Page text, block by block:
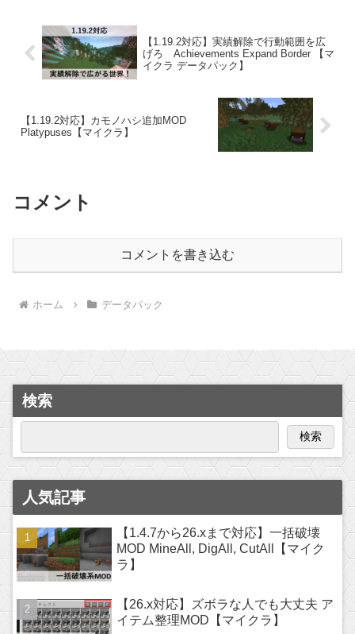
【1.19.2対応】実績解除で行動範囲を広
げろ Achievements Expand Border 【マ
イクラ データパック】
【1.19.2対応】カモノハシ追加MOD
Platypuses【マイクラ】
コメント
コメントを書き込む
ホーム データパック
検索
検索
人気記事
【1.4.7から26.xまで対応】一括破壊
MOD MineAll, DigAll, CutAll【マイク
ラ】
【26.x対応】ズボラな人でも大丈夫 ア
イテム整理MOD【マイクラ】